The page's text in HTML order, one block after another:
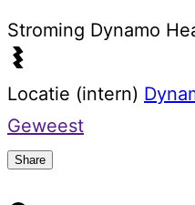
Stroming Dynamo
Locatie (intern)
Geweest
Share